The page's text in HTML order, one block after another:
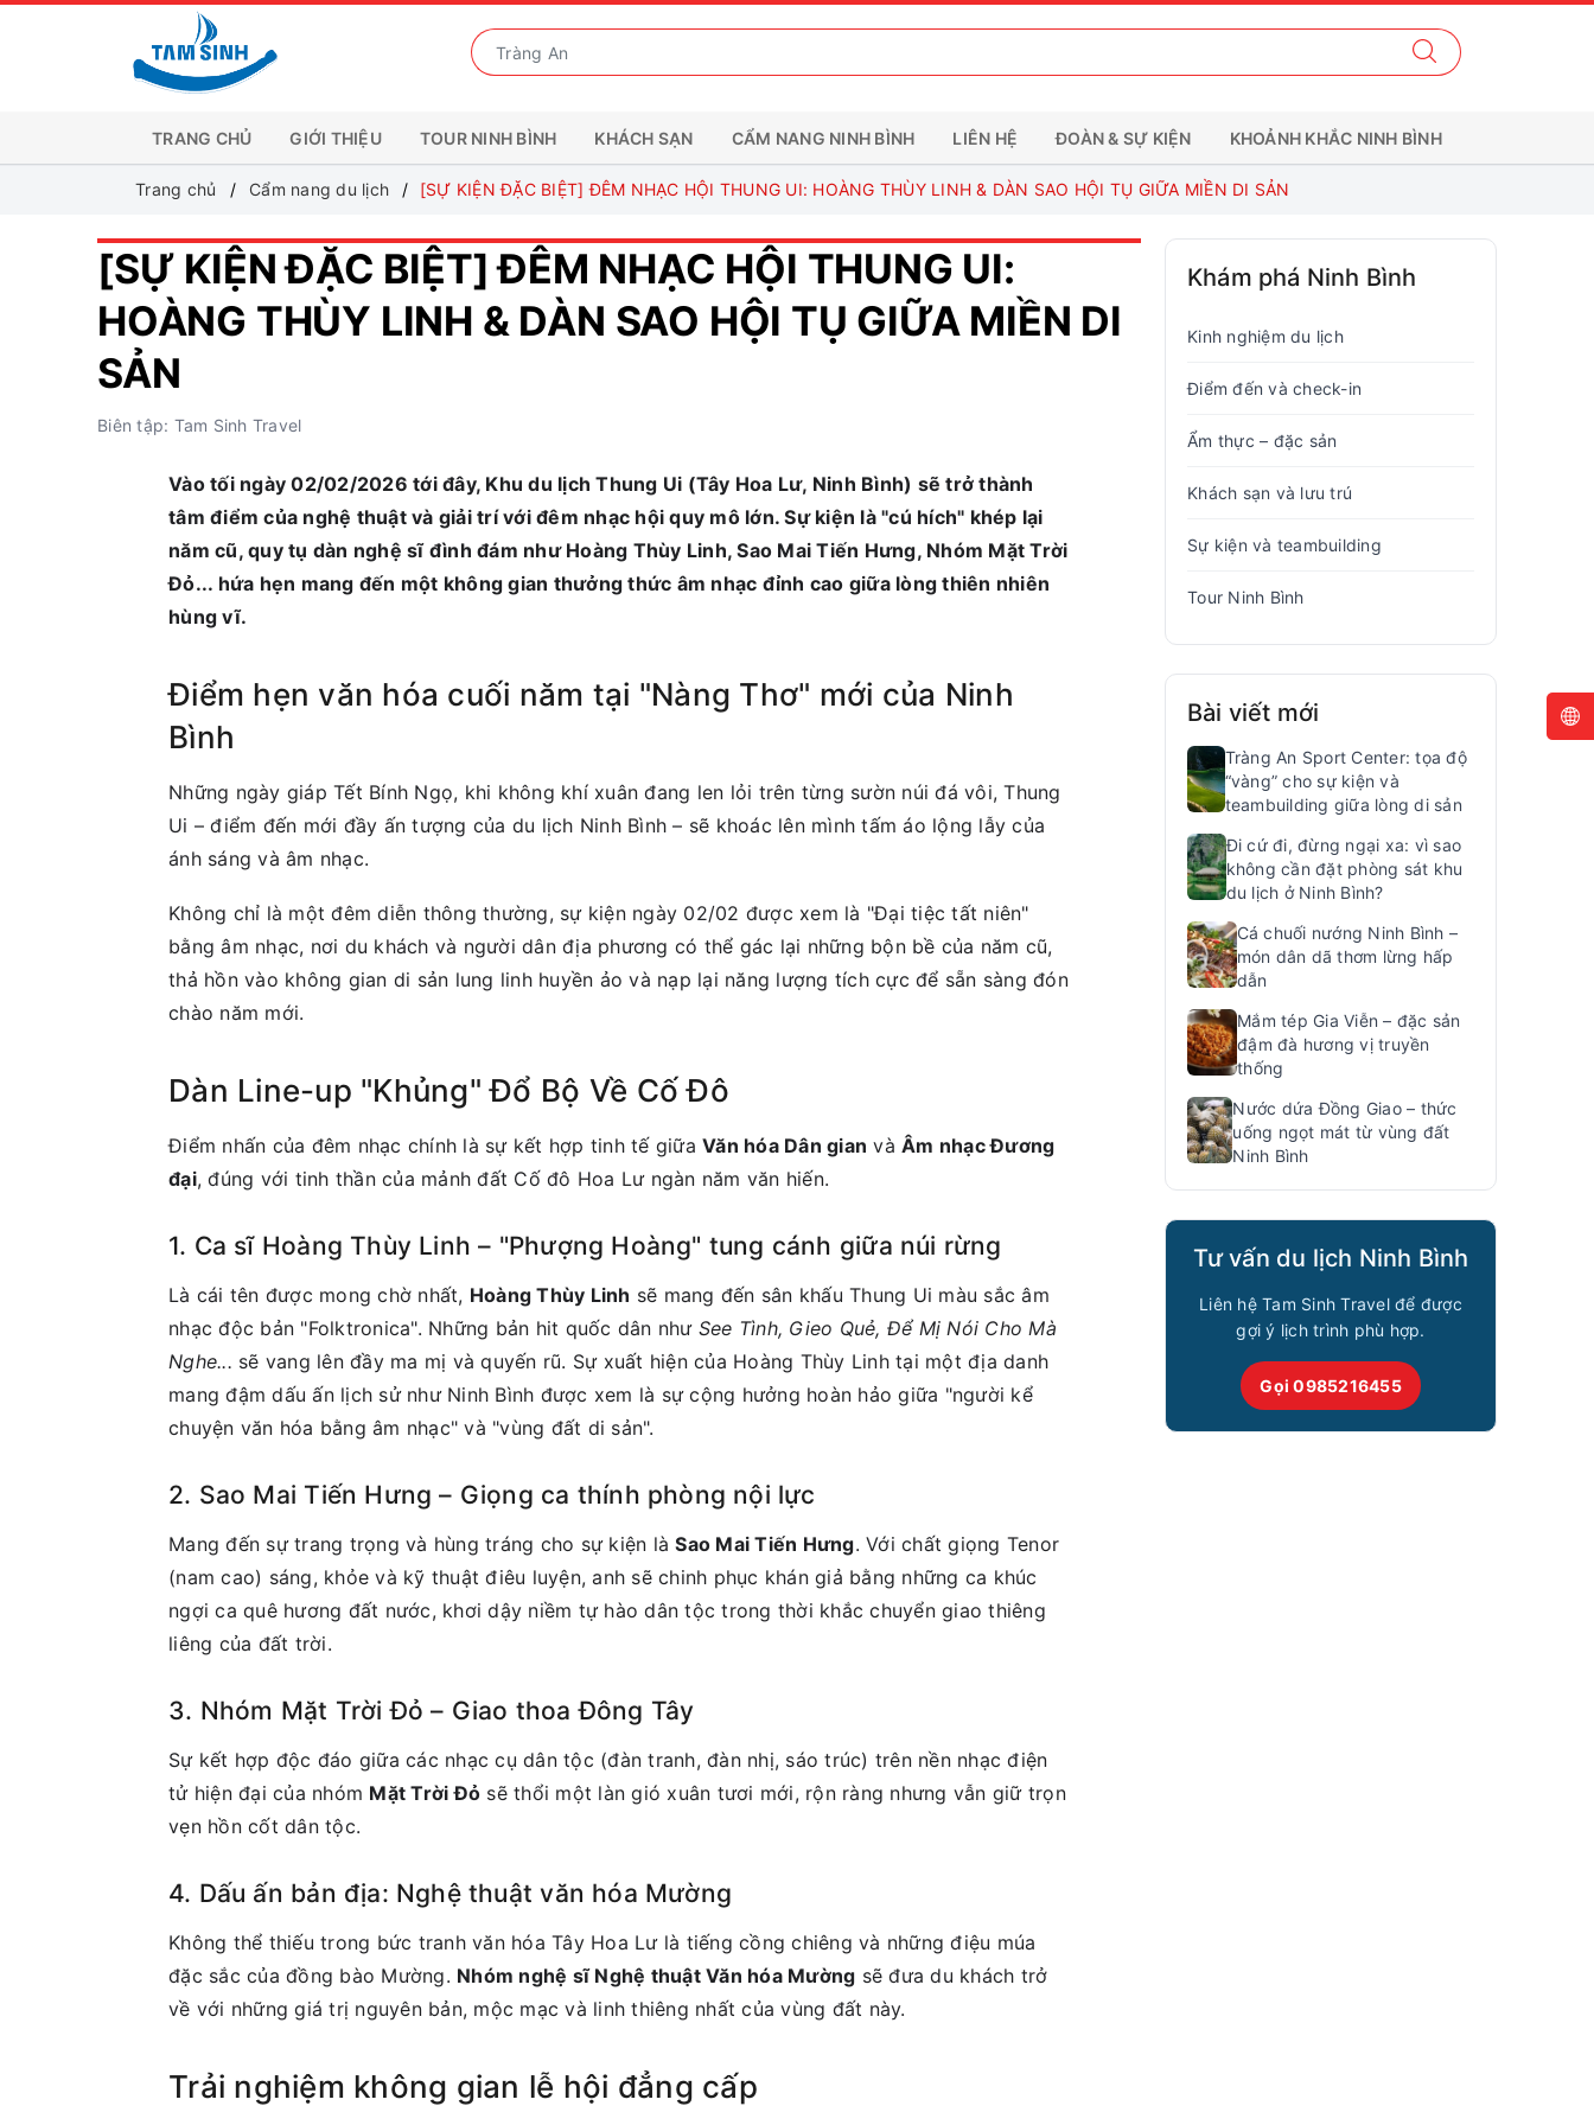
TRANG CHỦ GIỚI THIỆU TOUR NINH BÌNH KHÁCH SẠN CẨM NANG NINH BÌNH LIÊN HỆ ĐOÀN & SỰ KIỆN KHOẢNH KHẮC NINH BÌNH
Trang chủ Cẩm nang du lịch [SỰ KIỆN ĐẶC BIỆT] ĐÊM NHẠC HỘI THUNG UI: HOÀNG THÙY LINH & DÀN SAO HỘI TỤ GIỮA MIỀN DI SẢN
[SỰ KIỆN ĐẶC BIỆT] ĐÊM NHẠC HỘI THUNG UI:
HOÀNG THÙY LINH & DÀN SAO HỘI TỤ GIỮA MIỀN DI
SẢN
Biên tập: Tam Sinh Travel
Vào tối ngày 02/02/2026 tới đây, Khu du lịch Thung Ui (Tây Hoa Lư, Ninh Bình) sẽ trở thành
tâm điểm của nghệ thuật và giải trí với đêm nhạc hội quy mô lớn. Sự kiện là "cú hích" khép lại
năm cũ, quy tụ dàn nghệ sĩ đình đám như Hoàng Thùy Linh, Sao Mai Tiến Hưng, Nhóm Mặt Trời
Đỏ... hứa hẹn mang đến một không gian thưởng thức âm nhạc đỉnh cao giữa lòng thiên nhiên
hùng vĩ.
Điểm hẹn văn hóa cuối năm tại "Nàng Thơ" mới của Ninh
Bình
Những ngày giáp Tết Bính Ngọ, khi không khí xuân đang len lỏi trên từng sườn núi đá vôi, Thung
Ui – điểm đến mới đầy ấn tượng của du lịch Ninh Bình – sẽ khoác lên mình tấm áo lộng lẫy của
ánh sáng và âm nhạc.
Không chỉ là một đêm diễn thông thường, sự kiện ngày 02/02 được xem là "Đại tiệc tất niên"
bằng âm nhạc, nơi du khách và người dân địa phương có thể gác lại những bộn bề của năm cũ,
thả hồn vào không gian di sản lung linh huyền ảo và nạp lại năng lượng tích cực để sẵn sàng đón
chào năm mới.
Dàn Line-up "Khủng" Đổ Bộ Về Cố Đô
Điểm nhấn của đêm nhạc chính là sự kết hợp tinh tế giữa Văn hóa Dân gian và Âm nhạc Đương
đại, đúng với tinh thần của mảnh đất Cố đô Hoa Lư ngàn năm văn hiến.
1. Ca sĩ Hoàng Thùy Linh – "Phượng Hoàng" tung cánh giữa núi rừng
Là cái tên được mong chờ nhất, Hoàng Thùy Linh sẽ mang đến sân khấu Thung Ui màu sắc âm
nhạc độc bản "Folktronica". Những bản hit quốc dân như See Tình, Gieo Quẻ, Để Mị Nói Cho Mà
Nghe... sẽ vang lên đầy ma mị và quyến rũ. Sự xuất hiện của Hoàng Thùy Linh tại một địa danh
mang đậm dấu ấn lịch sử như Ninh Bình được xem là sự cộng hưởng hoàn hảo giữa "người kể
chuyện văn hóa bằng âm nhạc" và "vùng đất di sản".
2. Sao Mai Tiến Hưng – Giọng ca thính phòng nội lực
Mang đến sự trang trọng và hùng tráng cho sự kiện làSao Mai Tiến Hưng. Với chất giọng Tenor
(nam cao) sáng, khỏe và kỹ thuật điêu luyện, anh sẽ chinh phục khán giả bằng những ca khúc
ngợi ca quê hương đất nước, khơi dậy niềm tự hào dân tộc trong thời khắc chuyển giao thiêng
liêng của đất trời.
3. Nhóm Mặt Trời Đỏ – Giao thoa Đông Tây
Sự kết hợp độc đáo giữa các nhạc cụ dân tộc (đàn tranh, đàn nhị, sáo trúc) trên nền nhạc điện
tử hiện đại của nhóm Mặt Trời Đỏ sẽ thổi một làn gió xuân tươi mới, rộn ràng nhưng vẫn giữ trọn
vẹn hồn cốt dân tộc.
4. Dấu ấn bản địa: Nghệ thuật văn hóa Mường
Không thể thiếu trong bức tranh văn hóa Tây Hoa Lư là tiếng cồng chiêng và những điệu múa
đặc sắc của đồng bào Mường. Nhóm nghệ sĩ Nghệ thuật Văn hóa Mường sẽ đưa du khách trở
về với những giá trị nguyên bản, mộc mạc và linh thiêng nhất của vùng đất này.
Trải nghiệm không gian lễ hội đẳng cấp
Khám phá Ninh Bình
Kinh nghiệm du lịch
Điểm đến và check-in
Ẩm thực – đặc sản
Khách sạn và lưu trú
Sự kiện và teambuilding
Tour Ninh Bình
Bài viết mới
Tràng An Sport Center: tọa độ
“vàng” cho sự kiện và
teambuilding giữa lòng di sản
Đi cứ đi, đừng ngại xa: vì sao
không cần đặt phòng sát khu
du lịch ở Ninh Bình?
Cá chuối nướng Ninh Bình –
món dân dã thơm lừng hấp
dẫn
Mắm tép Gia Viễn – đặc sản
đậm đà hương vị truyền
thống
Nước dứa Đồng Giao – thức
uống ngọt mát từ vùng đất
Ninh Bình
Tư vấn du lịch Ninh Bình
Liên hệ Tam Sinh Travel để được
gợi ý lịch trình phù hợp.
Gọi 0985216455